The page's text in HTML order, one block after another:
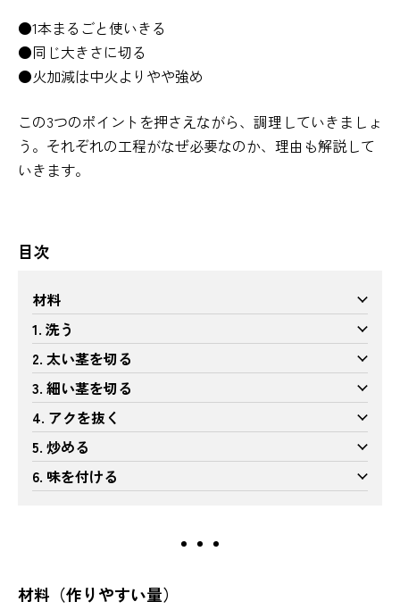
●1本まるごと使いきる
●同じ大きさに切る
●火加減は中火よりやや強め
この3つのポイントを押さえながら、調理していきましょ
う。それぞれの工程がなぜ必要なのか、理由も解説して
いきます。
目次
材料
1. 洗う
2. 太い茎を切る
3. 細い茎を切る
4. アクを抜く
5. 炒める
6. 味を付ける
材料（作りやすい量）